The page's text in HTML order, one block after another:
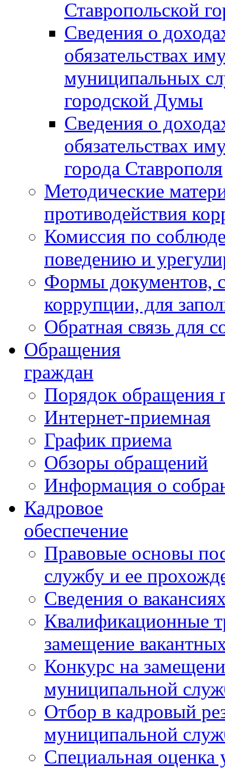
Ставропольской
Сведения о
обязательствах
муниципальных
городской Думы
Сведения о
обязательствах
города Ставрополя
Методические
противодействия
Комиссия по
поведению и
Формы документов,
коррупции, для
Обратная связь для
Обращения
граждан
Порядок обращения
Интернет-приемная
График приема
Обзоры обращений
Информация о
Кадровое
обеспечение
Правовые основы
службу и ее
Сведения о
Квалификационные
замещение
Конкурс на
муниципальной
Отбор в кадровый
муниципальной
Специальная оценка